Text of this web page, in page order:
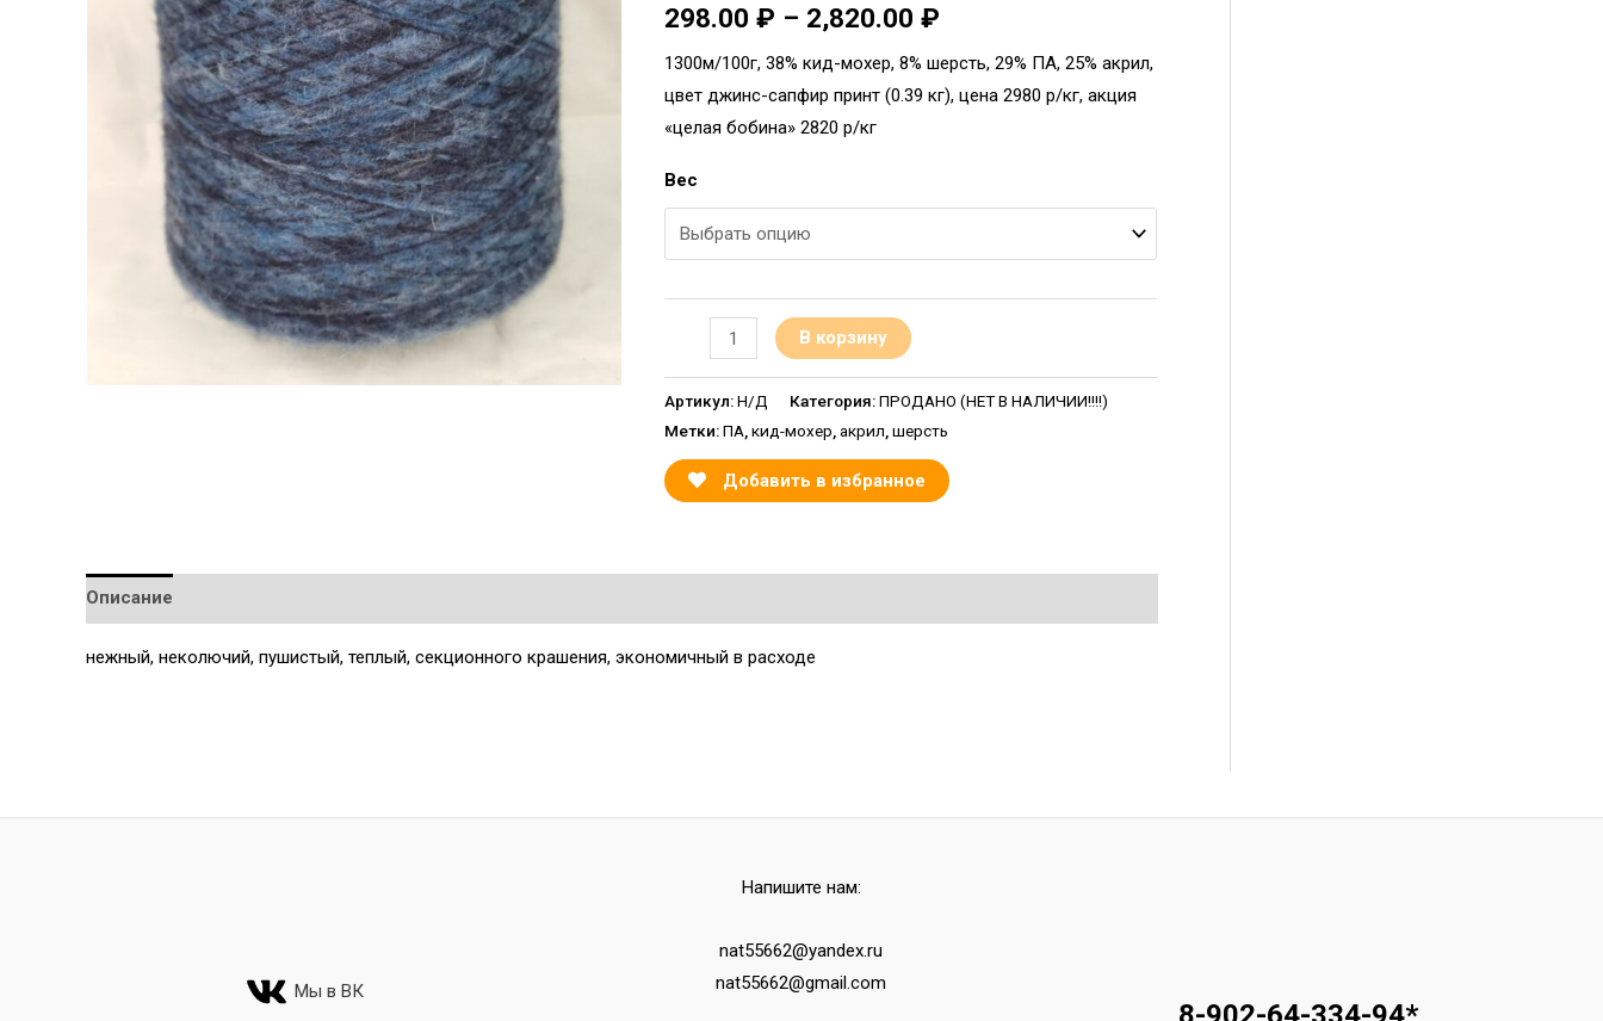
298.00₽ – 2,820.00₽
1300м/100г, 38% кид-мохер, 8% шерсть, 29% ПА, 25% акрил,
цвет джинс-сапфир принт (0.39 кг), цена 2980 р/кг, акция
«целая бобина» 2820 р/кг
Вес
В корзину
Артикул:Н/Д Категория:ПРОДАНО (НЕТ В НАЛИЧИИ!!!!)
Метки:ПА ,кид-мохер ,акрил ,шерсть
Добавить в избранное
Описание
нежный, неколючий, пушистый, теплый, секционного крашения, экономичный в расходе
Мы в ВК
Напишите нам:
nat55662@yandex.ru
nat55662@gmail.com